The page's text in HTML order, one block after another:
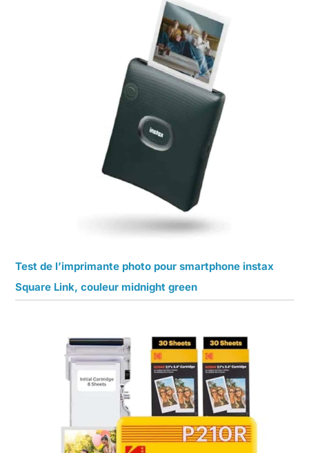
Test de l’imprimante photo pour smartphone instax
Square Link, couleur midnight green